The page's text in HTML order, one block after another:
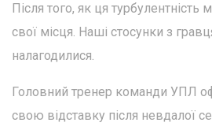
Після того, як ця турбулентність
свої місця. Наші стосунки з
налагодилися.
Головний тренер команди УПЛ
свою відставку після невдалої